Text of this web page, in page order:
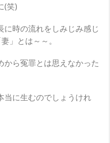
(笑)
に時の流れをしみじみ感じ
」とは～～。
から冤罪とは思えなかった
当に生むのでしょうけれ